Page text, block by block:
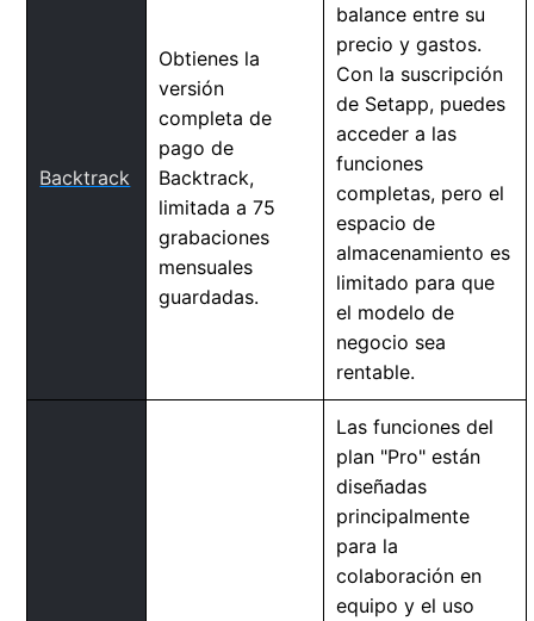
balance entre su
precio y gastos.
Con la suscripción
de Setapp, puedes
acceder a las
funciones
completas, pero el
espacio de
almacenamiento es
limitado para que
el modelo de
negocio sea
rentable.
Backtrack
Obtienes la
versión
completa de
pago de
Backtrack,
limitada a 75
grabaciones
mensuales
guardadas.
Las funciones del
plan "Pro" están
diseñadas
principalmente
para la
colaboración en
equipo y el uso